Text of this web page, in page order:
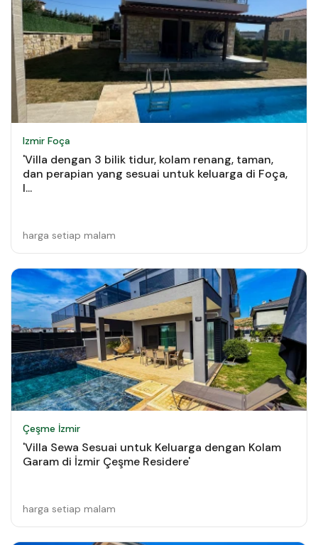
Izmir Foça
'Villa dengan 3 bilik tidur, kolam renang, taman,
dan perapian yang sesuai untuk keluarga di Foça,
I...
harga setiap malam
Çeşme İzmir
'Villa Sewa Sesuai untuk Keluarga dengan Kolam
Garam di İzmir Çeşme Residere'
harga setiap malam